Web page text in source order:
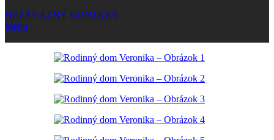
NEZÁVÄZNÝ KONTAKT
Menu